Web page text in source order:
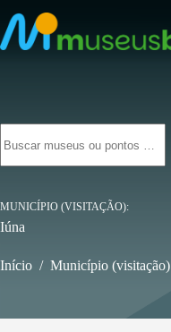
para
o
conteúdo
resultados
MUNICÍPIO (VISITAÇÃO)
Iúna
Início / Município (visitação)